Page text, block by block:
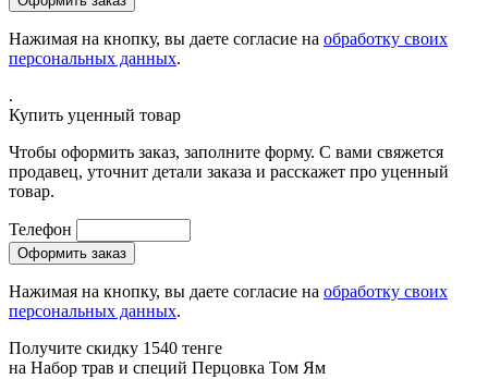
Нажимая на кнопку, вы даете согласие на обработку своих
персональных данных.
.
Купить уценный товар
Чтобы оформить заказ, заполните форму. С вами свяжется
продавец, уточнит детали заказа и расскажет про уценный
товар.
Телефон
Нажимая на кнопку, вы даете согласие на обработку своих
персональных данных.
Получите скидку 1540 тенге
на Набор трав и специй Перцовка Том Ям